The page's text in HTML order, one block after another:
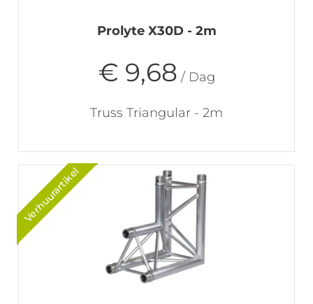
Prolyte X30D - 2m
€ 9,68 / Dag
Truss Triangular - 2m
Verhuurartikel